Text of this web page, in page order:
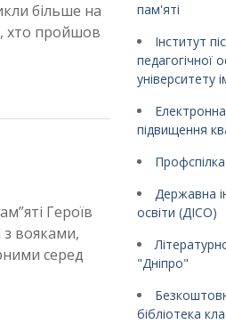
більше на
хто пройшов
Героїв
з вояками,
серед
пам'яті
Інститут
педагогічної
університету
підвищення
Профспілка
Державна
освіти (ДІСО)
"Дніпро"
бібліотека